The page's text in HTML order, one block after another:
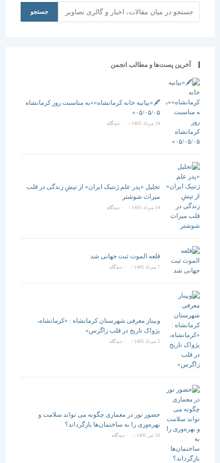
جستجو
آخرین پست‌ها و مطالب انجمن
🖋️«بیانیه خانه کرمانشاه»«به مناسبت روز کرمانشاه
۰۵/۰۵/۰۵»
/ ۰ دیدگاه
تجلیل «پدر علم ژنتیک ایران» از تپشِ زندگی در قلب
میراث شوشتر
14 مرداد 1405 / ۰ دیدگاه
قلعه الموت ثبت جهانی شد
/ ۰ دیدگاه
وبینار معرفی شهرستان کرمانشاه : «کرمانشاه،
پژواک تاریخ در قلب زاگرس»
5 مرداد 1405 / ۰ دیدگاه
حضور نور در معماری چگونه می تواند سلامت و
بهره‌وری را به ساختمان‌ها بازگرداند؟
/ ۰ دیدگاه